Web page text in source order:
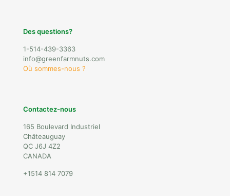
Des questions?
1-514-439-3363
info@greenfarmnuts.com
Où sommes-nous ?
Contactez-nous
165 Boulevard Industriel
Châteauguay
QC J6J 4Z2
CANADA
+1514 814 7079